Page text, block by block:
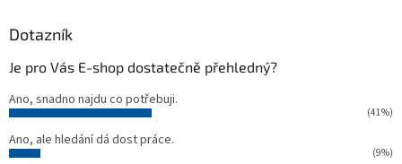
Dotazník
Je pro Vás E-shop dostatečně přehledný?
Ano, snadno najdu co potřebuji.
(41%)
Ano, ale hledání dá dost práce.
(9%)